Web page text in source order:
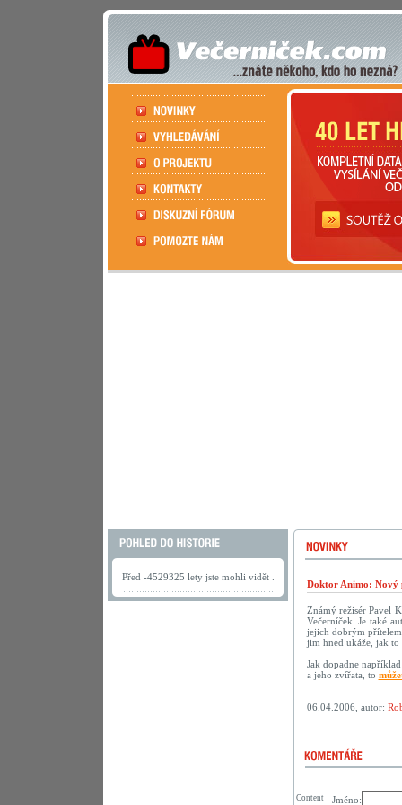
Před -4529325 lety jste mohli vidět .
Doktor Animo: Nový
Známý režisér Pavel
Večerníček. Je také
jejich dobrým
jim hned ukáže, jak to
Jak dopadne
a jeho zvířata, to
06.04.2006, autor:
Jméno:
Content